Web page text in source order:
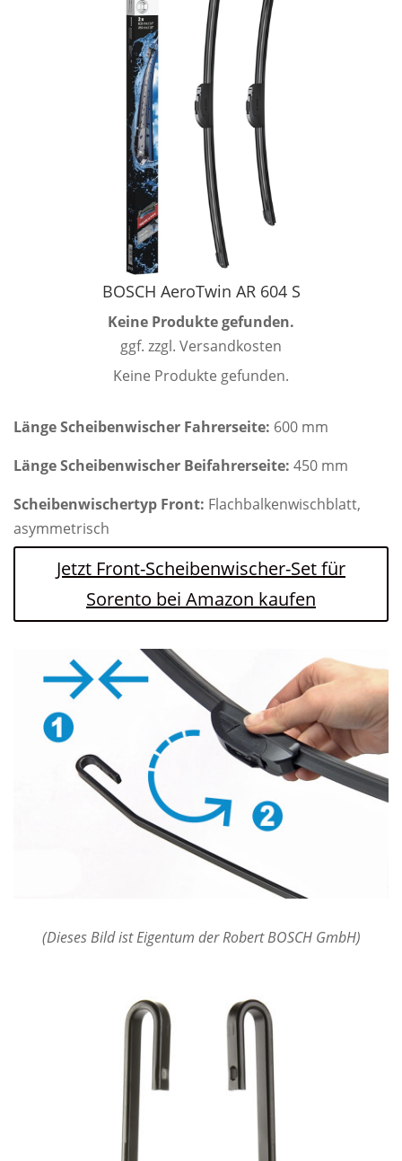
BOSCH AeroTwin AR 604 S
Keine Produkte gefunden.
ggf. zzgl. Versandkosten
Keine Produkte gefunden.
Länge Scheibenwischer Fahrerseite: 600 mm
Länge Scheibenwischer Beifahrerseite: 450 mm
Scheibenwischertyp Front: Flachbalkenwischblatt,
asymmetrisch
Jetzt Front-Scheibenwischer-Set für
Sorento bei Amazon kaufen
(Dieses Bild ist Eigentum der Robert BOSCH GmbH)